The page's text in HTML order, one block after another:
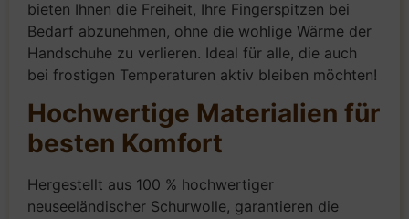
bieten Ihnen die Freiheit, Ihre Fingerspitzen bei
Bedarf abzunehmen, ohne die wohlige Wärme der
Handschuhe zu verlieren. Ideal für alle, die auch
bei frostigen Temperaturen aktiv bleiben möchten!
Hochwertige Materialien für
besten Komfort
Hergestellt aus 100 % hochwertiger
neuseeländischer Schurwolle, garantieren die